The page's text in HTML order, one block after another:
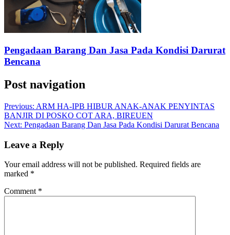
Pengadaan Barang Dan Jasa Pada Kondisi Darurat
Bencana
Post navigation
Previous: ARM HA-IPB HIBUR ANAK-ANAK PENYINTAS
BANJIR DI POSKO COT ARA, BIREUEN
Next: Pengadaan Barang Dan Jasa Pada Kondisi Darurat Bencana
Leave a Reply
Your email address will not be published. Required fields are
marked *
Comment *